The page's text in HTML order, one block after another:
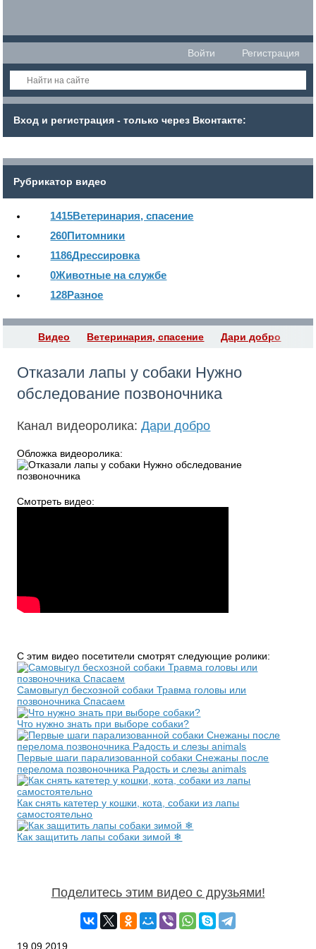
Войти Регистрация
Вход и регистрация - только через Вконтакте:
Рубрикатор видео
1415Ветеринария, спасение
260Питомники
1186Дрессировка
0Животные на службе
128Разное
Видео Ветеринария, спасение Дари добро
Отказали лапы у собаки Нужно
обследование позвоночника
Канал видеоролика:Дари добро
Обложка видеоролика:
Смотреть видео:
С этим видео посетители смотрят следующие ролики:
Самовыгул бесхозной собаки Травма головы или
позвоночника Спасаем
Что нужно знать при выборе собаки?
Первые шаги парализованной собаки Снежаны после
перелома позвоночника Радость и слезы animals
Как снять катетер у кошки, кота, собаки из лапы
самостоятельно
Как защитить лапы собаки зимой ❄️
Поделитесь этим видео с друзьями!
19.09.2019